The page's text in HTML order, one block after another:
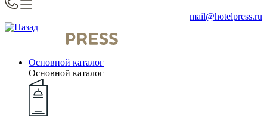
mail@hotelpress.ru
Основной каталог
Основной каталог